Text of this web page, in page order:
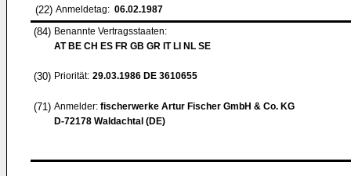
(22) Anmeldetag: 06.02.1987
(84) Benannte Vertragsstaaten:
AT BE CH ES FR GB GR IT LI NL SE
(30) Priorität: 29.03.1986 DE 3610655
(71) Anmelder: fischerwerke Artur Fischer GmbH & Co. KG
D-72178 Waldachtal (DE)